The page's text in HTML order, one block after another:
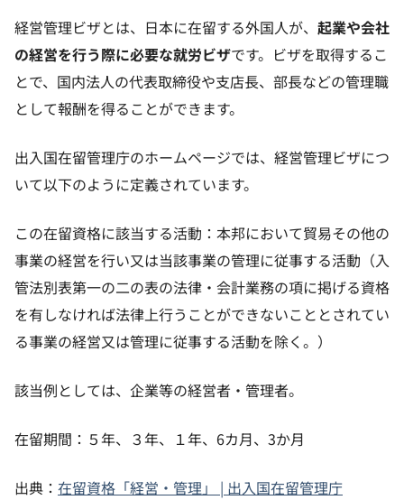
経営管理ビザとは、日本に在留する外国人が、 起業や会社
の経営を行う際に必要な就労ビザです。ビザを取得するこ
とで、国内法人の代表取締役や支店長、部長などの管理職
として報酬を得ることができます。
出入国在留管理庁のホームページでは、経営管理ビザにつ
いて以下のように定義されています。
この在留資格に該当する活動：本邦において貿易その他の
事業の経営を行い又は当該事業の管理に従事する活動（入
管法別表第一の二の表の法律・会計業務の項に掲げる資格
を有しなければ法律上行うことができないこととされてい
る事業の経営又は管理に従事する活動を除く。）
該当例としては、企業等の経営者・管理者。
在留期間：５年、３年、１年、6カ月、3か月
出典： 在留資格「経営・管理」 | 出入国在留管理庁